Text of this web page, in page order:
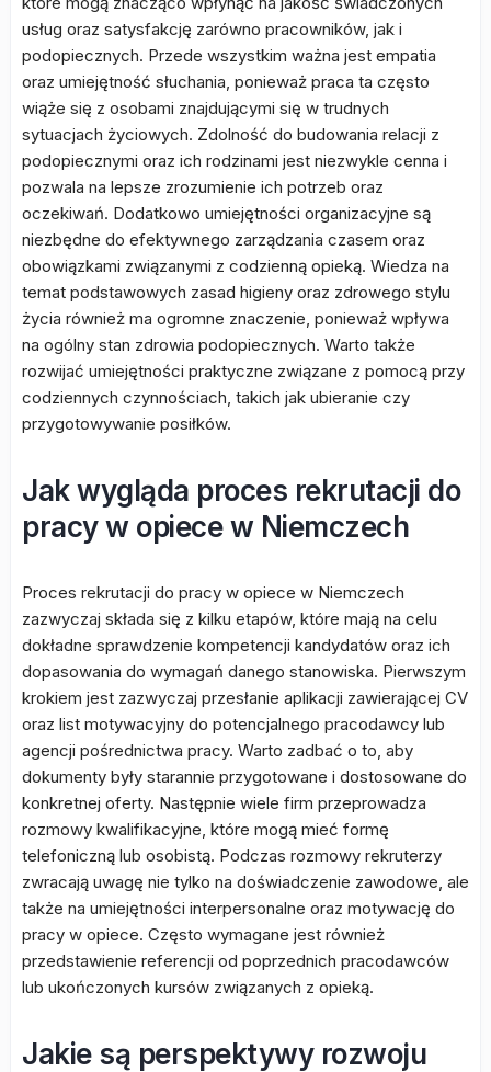
usług oraz satysfakcję zarówno pracowników, jak i
podopiecznych. Przede wszystkim ważna jest empatia
oraz umiejętność słuchania, ponieważ praca ta często
wiąże się z osobami znajdującymi się w trudnych
sytuacjach życiowych. Zdolność do budowania relacji z
podopiecznymi oraz ich rodzinami jest niezwykle cenna i
pozwala na lepsze zrozumienie ich potrzeb oraz
oczekiwań. Dodatkowo umiejętności organizacyjne są
niezbędne do efektywnego zarządzania czasem oraz
obowiązkami związanymi z codzienną opieką. Wiedza na
temat podstawowych zasad higieny oraz zdrowego stylu
życia również ma ogromne znaczenie, ponieważ wpływa
na ogólny stan zdrowia podopiecznych. Warto także
rozwijać umiejętności praktyczne związane z pomocą przy
codziennych czynnościach, takich jak ubieranie czy
przygotowywanie posiłków.
Jak wygląda proces rekrutacji do
pracy w opiece w Niemczech
Proces rekrutacji do pracy w opiece w Niemczech
zazwyczaj składa się z kilku etapów, które mają na celu
dokładne sprawdzenie kompetencji kandydatów oraz ich
dopasowania do wymagań danego stanowiska. Pierwszym
krokiem jest zazwyczaj przesłanie aplikacji zawierającej CV
oraz list motywacyjny do potencjalnego pracodawcy lub
agencji pośrednictwa pracy. Warto zadbać o to, aby
dokumenty były starannie przygotowane i dostosowane do
konkretnej oferty. Następnie wiele firm przeprowadza
rozmowy kwalifikacyjne, które mogą mieć formę
telefoniczną lub osobistą. Podczas rozmowy rekruterzy
zwracają uwagę nie tylko na doświadczenie zawodowe, ale
także na umiejętności interpersonalne oraz motywację do
pracy w opiece. Często wymagane jest również
przedstawienie referencji od poprzednich pracodawców
lub ukończonych kursów związanych z opieką.
Jakie są perspektywy rozwoju